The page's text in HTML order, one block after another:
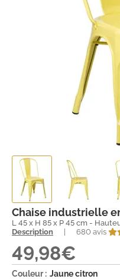
Chaise industrielle
L 45 x H 85 x P 45 cm -
Description
680 avis
49,98€
Couleur : Jaune citron